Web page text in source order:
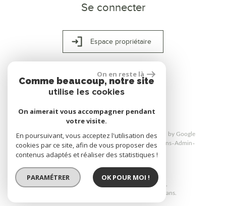
Se connecter
Espace propriétaire
réalisé par
© 2026 | Tous droits réservés | Traduction powered by Google
Plan du site Mentions légales Nos honoraires Liens Admin
Politique RGPD
Site internet compatible multi-supports,
un seul site adaptable à tous les types d'écrans.
On en reste là
Comme beaucoup, notre site
utilise les cookies
On aimerait vous accompagner pendant
votre visite.
En poursuivant, vous acceptez l'utilisation des
cookies par ce site, afin de vous proposer des
contenus adaptés et réaliser des statistiques !
PARAMÉTRER OK POUR MOI !